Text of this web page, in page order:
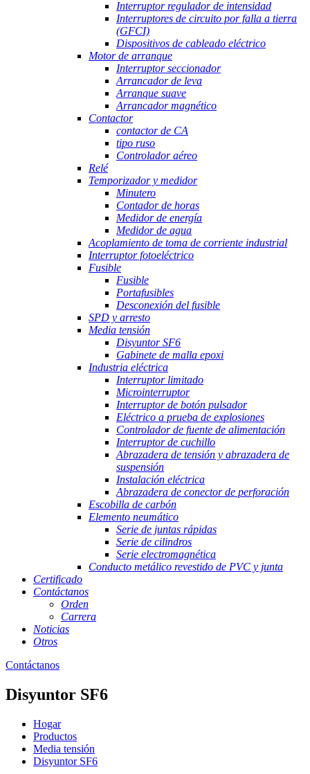
Interruptor regulador de intensidad
Interruptores de circuito por falla a tierra
(GFCI)
Dispositivos de cableado eléctrico
Motor de arranque
Interruptor seccionador
Arrancador de leva
Arranque suave
Arrancador magnético
Contactor
contactor de CA
tipo ruso
Controlador aéreo
Relé
Temporizador y medidor
Minutero
Contador de horas
Medidor de energía
Medidor de agua
Acoplamiento de toma de corriente industrial
Interruptor fotoeléctrico
Fusible
Fusible
Portafusibles
Desconexión del fusible
SPD y arresto
Media tensión
Disyuntor SF6
Gabinete de malla epoxi
Industria eléctrica
Interruptor limitado
Microinterruptor
Interruptor de botón pulsador
Eléctrico a prueba de explosiones
Controlador de fuente de alimentación
Interruptor de cuchillo
Abrazadera de tensión y abrazadera de
suspensión
Instalación eléctrica
Abrazadera de conector de perforación
Escobilla de carbón
Elemento neumático
Serie de juntas rápidas
Serie de cilindros
Serie electromagnética
Conducto metálico revestido de PVC y junta
Certificado
Contáctanos
Orden
Carrera
Noticias
Otros
Contáctanos
Disyuntor SF6
Hogar
Productos
Media tensión
Disyuntor SF6